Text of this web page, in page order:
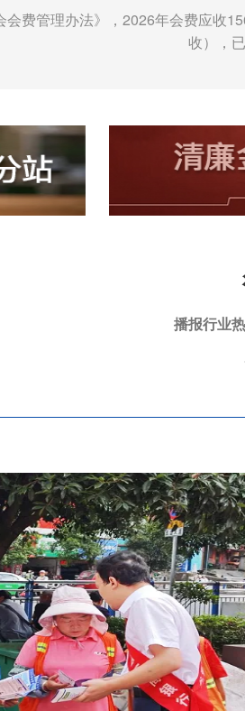
费管理办法》，2026年会费应收
收），
播报行业